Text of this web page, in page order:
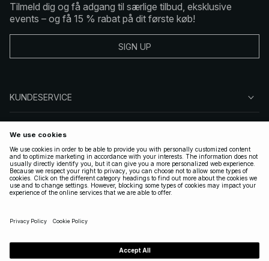
Tilmeld dig og få adgang til særlige tilbud, eksklusive
events – og få 15 % rabat på dit første køb!
SIGN UP
KUNDESERVICE
FØLG OS
GYLDIGE